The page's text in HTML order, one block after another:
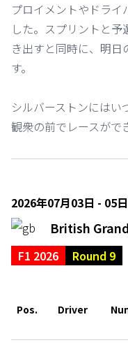
プロイメントやドライ
した。スプリントと
き出すと同時に、明
す。
シルバーストンにはい
観衆の前でレースがで
2026年07月03日 - 05日
British
F1 2026 Round 9
Pos. Driver